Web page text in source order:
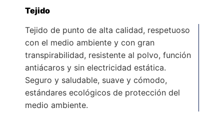
Tejido
Tejido de punto de alta calidad, respetuoso
con el medio ambiente y con gran
transpirabilidad, resistente al polvo, función
antiácaros y sin electricidad estática.
Seguro y saludable, suave y cómodo,
estándares ecológicos de protección del
medio ambiente.